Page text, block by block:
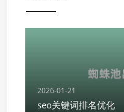
2026-01-21
seo关键词排名优化